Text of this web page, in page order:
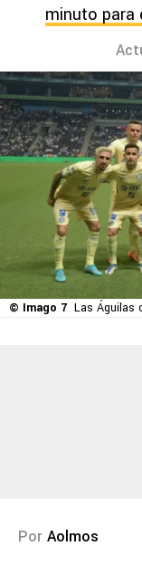
minuto para
© Imago 7 Las Águilas
Por Aolmos